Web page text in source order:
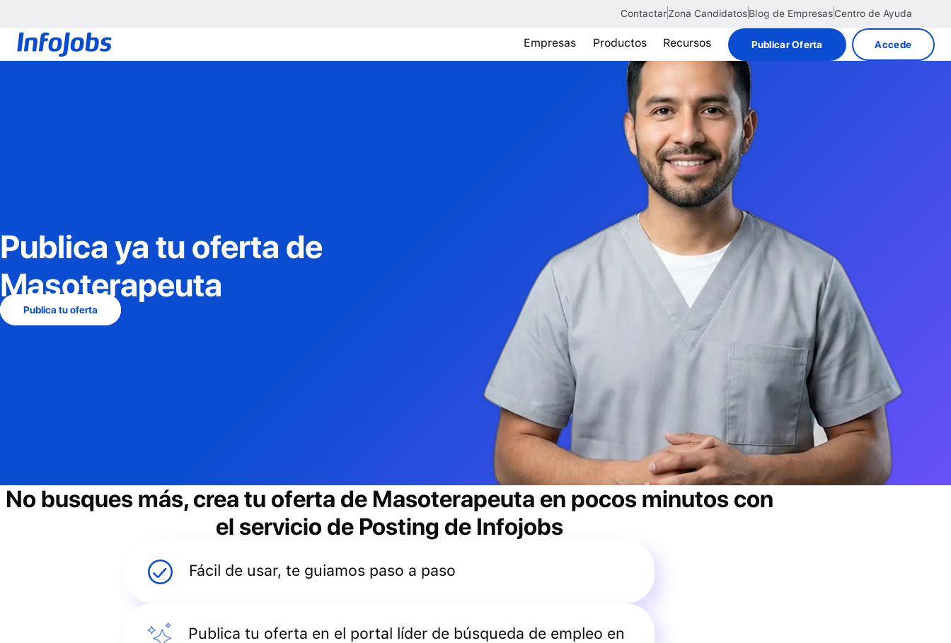
ContactarZona CandidatosBlog de EmpresasCentro de Ayuda
Empresas Productos Recursos Publicar Oferta Accede
Publica ya tu oferta de
Masoterapeuta
Publica tu oferta
No busques más, crea tu oferta de Masoterapeuta en pocos minutos con
el servicio de Posting de Infojobs
Fácil de usar, te guiamos paso a paso
Publica tu oferta en el portal líder de búsqueda de empleo en